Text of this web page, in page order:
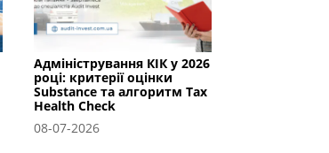
Адміністрування КІК у 2026
році: критерії оцінки
Substance та алгоритм Tax
Health Check
08-07-2026